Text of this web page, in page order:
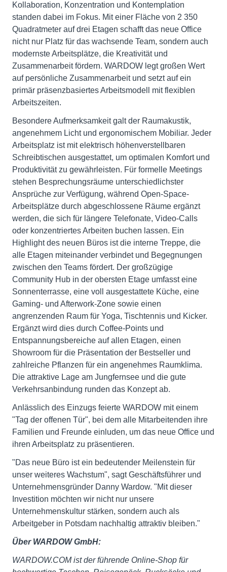
Kollaboration, Konzentration und Kontemplation
standen dabei im Fokus. Mit einer Fläche von 2 350
Quadratmeter auf drei Etagen schafft das neue Office
nicht nur Platz für das wachsende Team, sondern auch
modernste Arbeitsplätze, die Kreativität und
Zusammenarbeit fördern. WARDOW legt großen Wert
auf persönliche Zusammenarbeit und setzt auf ein
primär präsenzbasiertes Arbeitsmodell mit flexiblen
Arbeitszeiten.
Besondere Aufmerksamkeit galt der Raumakustik,
angenehmem Licht und ergonomischem Mobiliar. Jeder
Arbeitsplatz ist mit elektrisch höhenverstellbaren
Schreibtischen ausgestattet, um optimalen Komfort und
Produktivität zu gewährleisten. Für formelle Meetings
stehen Besprechungsräume unterschiedlichster
Ansprüche zur Verfügung, während Open-Space-
Arbeitsplätze durch abgeschlossene Räume ergänzt
werden, die sich für längere Telefonate, Video-Calls
oder konzentriertes Arbeiten buchen lassen. Ein
Highlight des neuen Büros ist die interne Treppe, die
alle Etagen miteinander verbindet und Begegnungen
zwischen den Teams fördert. Der großzügige
Community Hub in der obersten Etage umfasst eine
Sonnenterrasse, eine voll ausgestattete Küche, eine
Gaming- und Afterwork-Zone sowie einen
angrenzenden Raum für Yoga, Tischtennis und Kicker.
Ergänzt wird dies durch Coffee-Points und
Entspannungsbereiche auf allen Etagen, einen
Showroom für die Präsentation der Bestseller und
zahlreiche Pflanzen für ein angenehmes Raumklima.
Die attraktive Lage am Jungfernsee und die gute
Verkehrsanbindung runden das Konzept ab.
Anlässlich des Einzugs feierte WARDOW mit einem
"Tag der offenen Tür", bei dem alle Mitarbeitenden ihre
Familien und Freunde einluden, um das neue Office und
ihren Arbeitsplatz zu präsentieren.
"Das neue Büro ist ein bedeutender Meilenstein für
unser weiteres Wachstum", sagt Geschäftsführer und
Unternehmensgründer Danny Wardow. "Mit dieser
Investition möchten wir nicht nur unsere
Unternehmenskultur stärken, sondern auch als
Arbeitgeber in Potsdam nachhaltig attraktiv bleiben."
Über WARDOW GmbH:
WARDOW.COM ist der führende Online-Shop für